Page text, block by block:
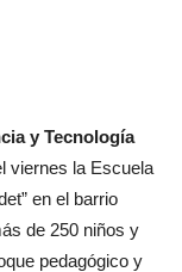
y Tecnología
viernes la Escuela
en el barrio
de 250 niños y
pedagógico y